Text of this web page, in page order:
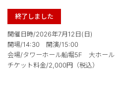
終了しました
開催日時/2026年7月12日(日)
開場/14:30 開演/15:00
会場/タワーホール船堀5F 大ホール
チケット料金/2,000円（税込）